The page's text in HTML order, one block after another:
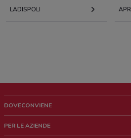
LADISPOLI
DOVECONVIENE
PER LE AZIENDE